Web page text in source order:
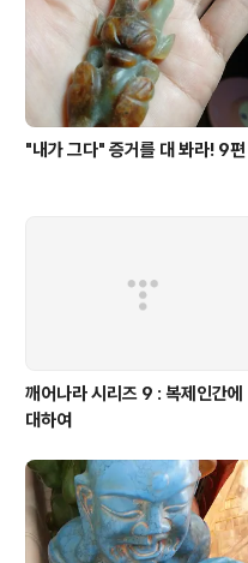
"내가 그다" 증거를 대 봐라! 9편
깨어나라 시리즈 9 : 복제인간에
대하여